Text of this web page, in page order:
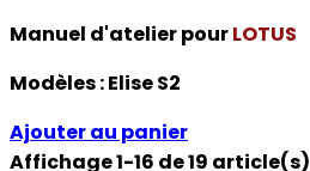
Manuel d'atelier pourLOTUS
Modèles :Elise S2
Ajouter au panier
Affichage 1-16 de 19 article(s)